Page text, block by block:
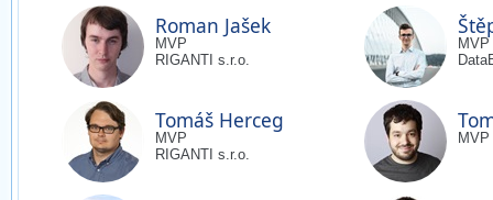
Roman Jašek
MVP
RIGANTI s.r.o.
MVP
Tomáš Herceg
MVP
RIGANTI s.r.o.
MVP